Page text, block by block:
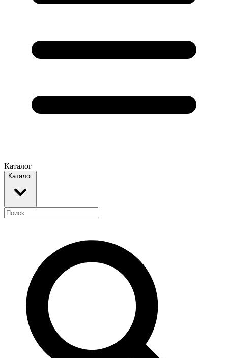
Каталог
Каталог